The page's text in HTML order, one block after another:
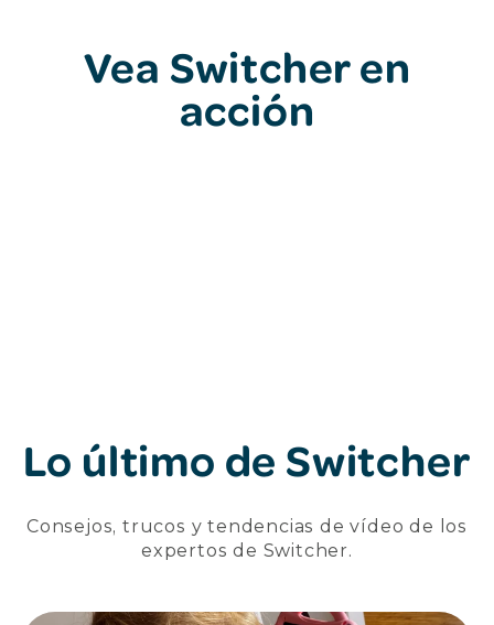
Vea Switcher en
acción
Lo último de Switcher
Consejos, trucos y tendencias de vídeo de los
expertos de Switcher.